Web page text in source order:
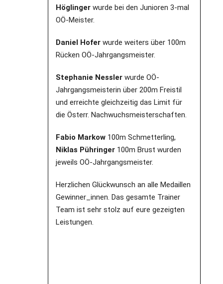
Höglingerwurde bei den Junioren 3-mal
OÖ-Meister.
Daniel Hoferwurde weiters über 100m
Rücken OÖ-Jahrgangsmeister.
Stephanie Nesslerwurde OÖ-
Jahrgangsmeisterin über 200m Freistil
und erreichte gleichzeitig das Limit für
die Österr. Nachwuchsmeisterschaften.
Fabio Markow100m Schmetterling,
Niklas Pühringer100m Brust wurden
jeweils OÖ-Jahrgangsmeister.
Herzlichen Glückwunsch an alle Medaillen
Gewinner_innen. Das gesamte Trainer
Team ist sehr stolz auf eure gezeigten
Leistungen.